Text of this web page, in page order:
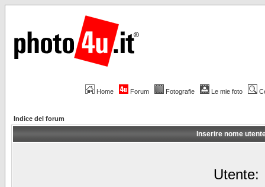
Home Forum Fotografie Le mie foto
Indice del forum
Inserire nome
Utente: